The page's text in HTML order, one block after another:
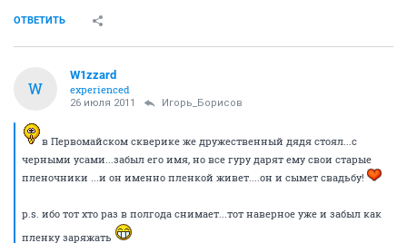
ОТВЕТИТЬ
W
W1zzard
experienced
26 июля 2011 Игорь_Борисов
в Первомайском скверике же дружественный дядя стоял...с
черными усами...забыл его имя, но все гуру дарят ему свои старые
пленочники ...и он именно пленкой живет....он и сымет свадьбу!
p.s. ибо тот хто раз в полгода снимает...тот наверное уже и забыл как
пленку заряжать